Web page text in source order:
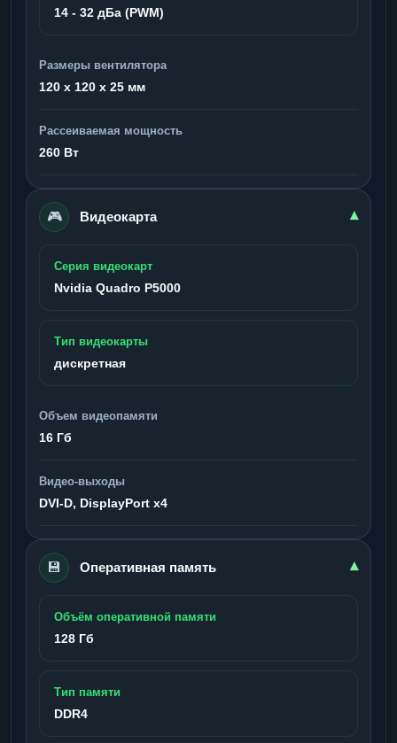
14 - 32 дБа (PWM)
Размеры вентилятора
120 x 120 x 25 мм
Рассеиваемая мощность
260 Вт
🎮 Видеокарта ▾
Серия видеокарт
Nvidia Quadro P5000
Тип видеокарты
дискретная
Объем видеопамяти
16 Гб
Видео-выходы
DVI-D, DisplayPort x4
💾 Оперативная память ▾
Объём оперативной памяти
128 Гб
Тип памяти
DDR4